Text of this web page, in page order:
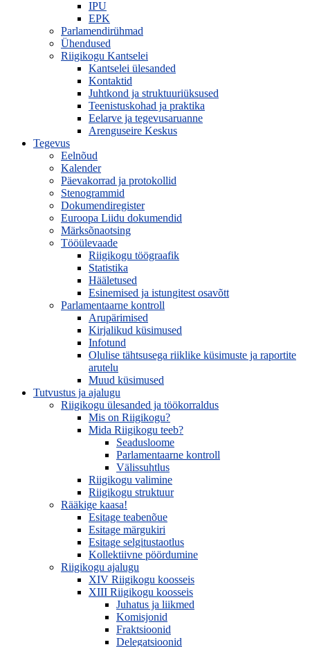
IPU
EPK
Parlamendirühmad
Ühendused
Riigikogu Kantselei
Kantselei ülesanded
Kontaktid
Juhtkond ja struktuuriüksused
Teenistuskohad ja praktika
Eelarve ja tegevusaruanne
Arenguseire Keskus
Tegevus
Eelnõud
Kalender
Päevakorrad ja protokollid
Stenogrammid
Dokumendiregister
Euroopa Liidu dokumendid
Märksõnaotsing
Tööülevaade
Riigikogu töögraafik
Statistika
Hääletused
Esinemised ja istungitest osavõtt
Parlamentaarne kontroll
Arupärimised
Kirjalikud küsimused
Infotund
Olulise tähtsusega riiklike küsimuste ja raportite
arutelu
Muud küsimused
Tutvustus ja ajalugu
Riigikogu ülesanded ja töökorraldus
Mis on Riigikogu?
Mida Riigikogu teeb?
Seadusloome
Parlamentaarne kontroll
Välissuhtlus
Riigikogu valimine
Riigikogu struktuur
Rääkige kaasa!
Esitage teabenõue
Esitage märgukiri
Esitage selgitustaotlus
Kollektiivne pöördumine
Riigikogu ajalugu
XIV Riigikogu koosseis
XIII Riigikogu koosseis
Juhatus ja liikmed
Komisjonid
Fraktsioonid
Delegatsioonid